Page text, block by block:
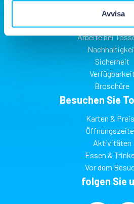
Avvisa
Über Tosselilla
Finden Sie
Arbeite bei
Sicherheit
Verfügbarkeit
Broschüre
Besuchen Sie
Karten &
Aktivitäten
Essen &
Vor dem
folgen Sie